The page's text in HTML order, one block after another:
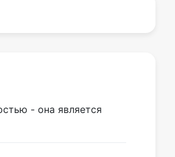
- она является